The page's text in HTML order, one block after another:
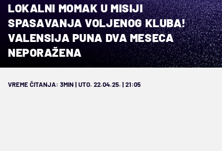
LOKALNI MOMAK U MISIJI
SPASAVANJA VOLJENOG KLUBA!
VALENSIJA PUNA DVA MESECA
NEPORAŽENA
VREME ČITANJA: 3MIN | UTO. 22.04.25. | 21:05